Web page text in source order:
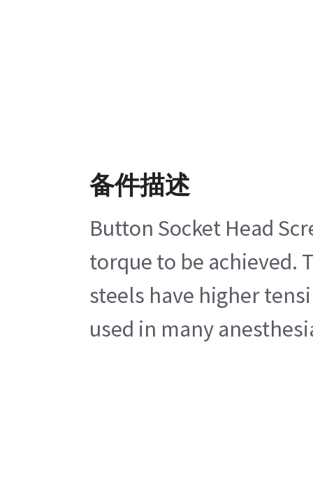
备件描述
Button Socket Head
torque to be achieved.
steels have higher
used in many